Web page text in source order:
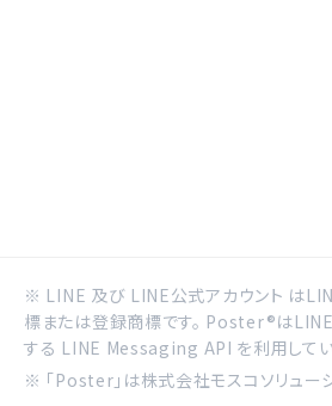
※ LINE 及び LINE公式アカウント は
標または登録商標です。 Poster®は
する LINE Messaging API を利用してい
※ 「Poster」は株式会社モスコソリュー